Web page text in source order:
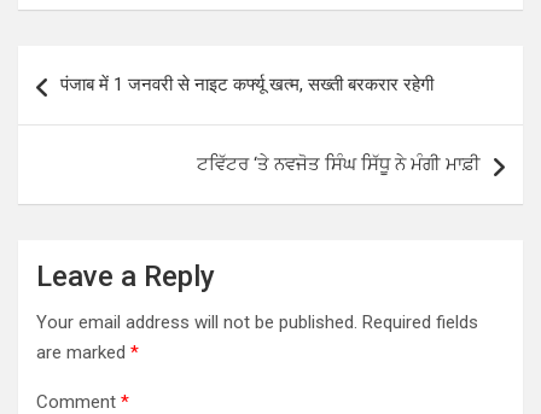
at
A
p
ce
o
o
tt
er
ar
navigation
पंजाब में 1 जनवरी से नाइट कर्फ्यू खत्म, सख्ती बरकरार रहेगी
ਟਵਿੱਟਰ ‘ਤੇ ਨਵਜੋਤ ਸਿੰਘ ਸਿੱਧੂ ਨੇ ਮੰਗੀ ਮਾਫ਼ੀ
Leave a Reply
Your email address will not be published. Required fields
are marked *
Comment *